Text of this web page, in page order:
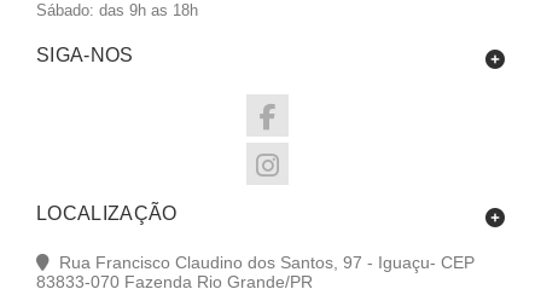
Sábado: das 9h as 18h
SIGA-NOS
LOCALIZAÇÃO
Rua Francisco Claudino dos Santos, 97 - Iguaçu- CEP
83833-070 Fazenda Rio Grande/PR